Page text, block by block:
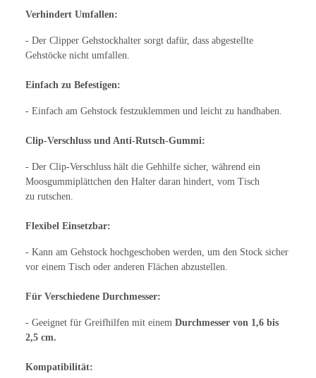
Verhindert Umfallen:
- Der Clipper Gehstockhalter sorgt dafür, dass abgestellte
Gehstöcke nicht umfallen.
Einfach zu Befestigen:
- Einfach am Gehstock festzuklemmen und leicht zu handhaben.
Clip-Verschluss und Anti-Rutsch-Gummi:
- Der Clip-Verschluss hält die Gehhilfe sicher, während ein
Moosgummiplättchen den Halter daran hindert, vom Tisch
zu rutschen.
Flexibel Einsetzbar:
- Kann am Gehstock hochgeschoben werden, um den Stock sicher
vor einem Tisch oder anderen Flächen abzustellen.
Für Verschiedene Durchmesser:
- Geeignet für Greifhilfen mit einem Durchmesser von 1,6 bis
2,5 cm.
Kompatibilität: